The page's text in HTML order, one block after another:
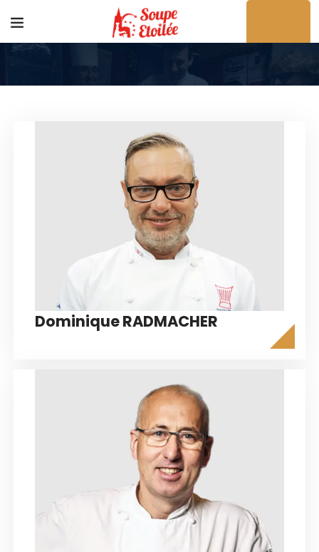
Dominique RADMACHER